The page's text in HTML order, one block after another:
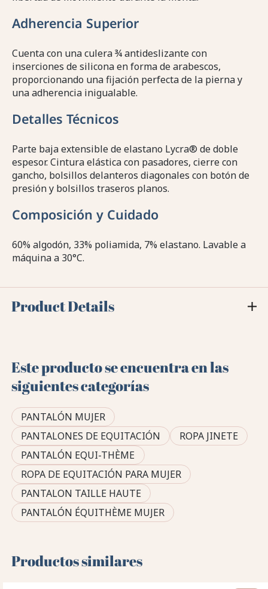
Adherencia Superior
Cuenta con una culera ¾ antideslizante con
inserciones de silicona en forma de arabescos,
proporcionando una fijación perfecta de la pierna y
una adherencia inigualable.
Detalles Técnicos
Parte baja extensible de elastano Lycra® de doble
espesor. Cintura elástica con pasadores, cierre con
gancho, bolsillos delanteros diagonales con botón de
presión y bolsillos traseros planos.
Composición y Cuidado
60% algodón, 33% poliamida, 7% elastano. Lavable a
máquina a 30°C.
Product Details
Este producto se encuentra en las
siguientes categorías
PANTALÓN MUJER
PANTALONES DE EQUITACIÓN
ROPA JINETE
PANTALÓN EQUI-THÈME
ROPA DE EQUITACIÓN PARA MUJER
PANTALON TAILLE HAUTE
PANTALÓN ÉQUITHÈME MUJER
Productos similares